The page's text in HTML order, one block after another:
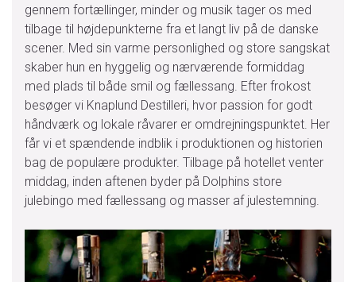
gennem fortællinger, minder og musik tager os med
tilbage til højdepunkterne fra et langt liv på de danske
scener. Med sin varme personlighed og store sangskat
skaber hun en hyggelig og nærværende formiddag
med plads til både smil og fællessang. Efter frokost
besøger vi Knaplund Destilleri, hvor passion for godt
håndværk og lokale råvarer er omdrejningspunktet. Her
får vi et spændende indblik i produktionen og historien
bag de populære produkter. Tilbage på hotellet venter
middag, inden aftenen byder på Dolphins store
julebingo med fællessang og masser af julestemning.